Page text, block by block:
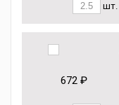
шт.
672 ₽